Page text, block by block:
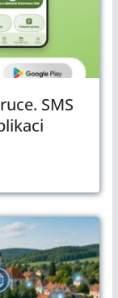
SMS